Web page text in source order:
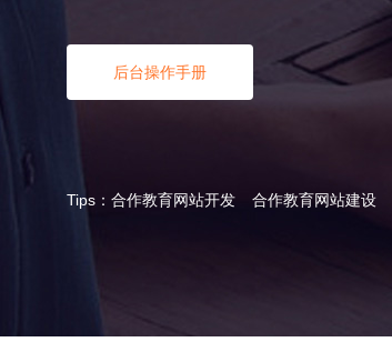
后台操作手册
Tips： 合作教育网站开发 合作教育网站建设